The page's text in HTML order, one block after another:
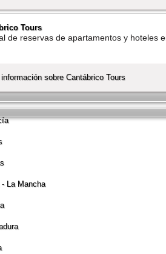
Tours
de reservas de apartamentos y hoteles
información sobre Cantábrico Tours
La Mancha